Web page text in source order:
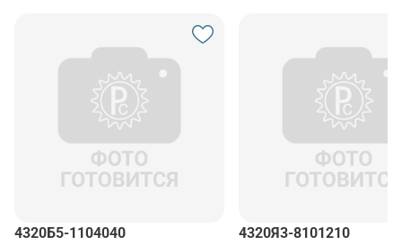
4320Б5-1104040
4320Я3-8101210